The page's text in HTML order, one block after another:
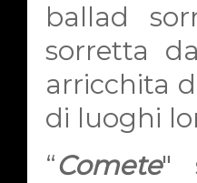
ballad
sorretta
arricchita
di luoghi
“Comete"